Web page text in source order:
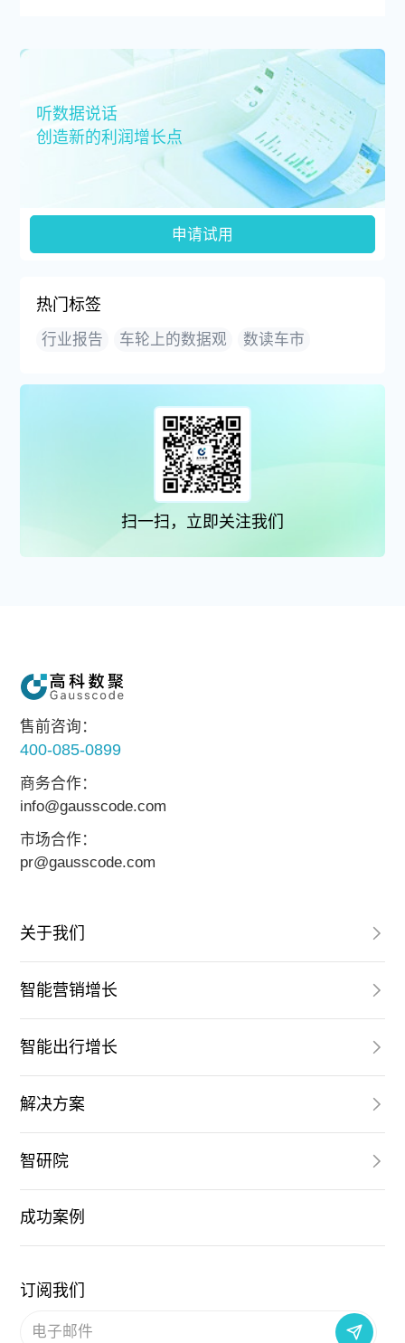
听数据说话
创造新的利润增长点
申请试用
热门标签
行业报告 车轮上的数据观 数读车市
扫一扫，立即关注我们
售前咨询：
400-085-0899
商务合作：
info@gausscode.com
市场合作：
pr@gausscode.com
关于我们
智能营销增长
智能出行增长
解决方案
智研院
成功案例
订阅我们